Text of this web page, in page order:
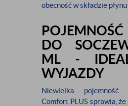
obecność w składzie
DO
ML -
WYJAZDY
Niewielka pojemność
Comfort PLUS sprawia, że